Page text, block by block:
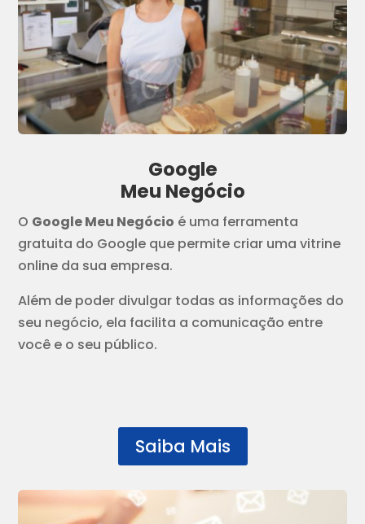
Google
Meu Negócio
O Google Meu Negócio é uma ferramenta
gratuita do Google que permite criar uma vitrine
online da sua empresa.
Além de poder divulgar todas as informações do
seu negócio, ela facilita a comunicação entre
você e o seu público.
Saiba Mais